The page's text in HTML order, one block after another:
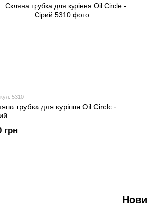
5310
трубка для куріння Oil Circle -
грн